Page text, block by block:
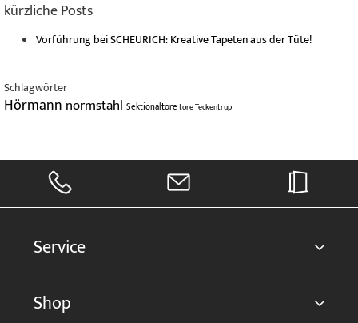
kürzliche Posts
Vorführung bei SCHEURICH: Kreative Tapeten aus der Tüte!
Schlagwörter
Hörmann normstahl SektionaltoretoreTeckentrup
Service
Shop